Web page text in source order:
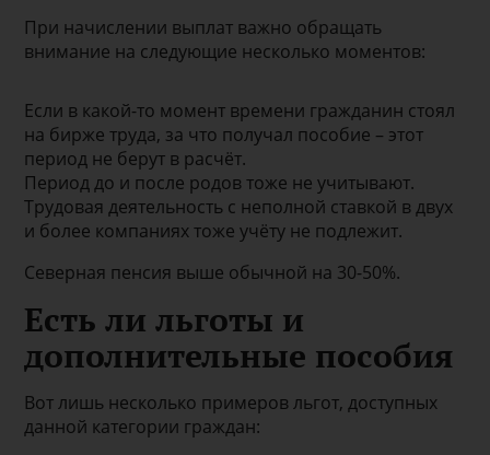
При начислении выплат важно обращать
внимание на следующие несколько моментов:
Если в какой-то момент времени гражданин стоял
на бирже труда, за что получал пособие – этот
период не берут в расчёт.
Период до и после родов тоже не учитывают.
Трудовая деятельность с неполной ставкой в двух
и более компаниях тоже учёту не подлежит.
Северная пенсия выше обычной на 30-50%.
Есть ли льготы и
дополнительные пособия
Вот лишь несколько примеров льгот, доступных
данной категории граждан: